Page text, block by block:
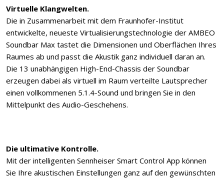
Virtuelle Klangwelten.
Die in Zusammenarbeit mit dem Fraunhofer-Institut
entwickelte, neueste Virtualisierungstechnologie der AMBEO
Soundbar Max tastet die Dimensionen und Oberflächen Ihres
Raumes ab und passt die Akustik ganz individuell daran an.
Die 13 unabhängigen High-End-Chassis der Soundbar
erzeugen dabei als virtuell im Raum verteilte Lautsprecher
einen vollkommenen 5.1.4-Sound und bringen Sie in den
Mittelpunkt des Audio-Geschehens.
Die ultimative Kontrolle.
Mit der intelligenten Sennheiser Smart Control App können
Sie Ihre akustischen Einstellungen ganz auf den gewünschten